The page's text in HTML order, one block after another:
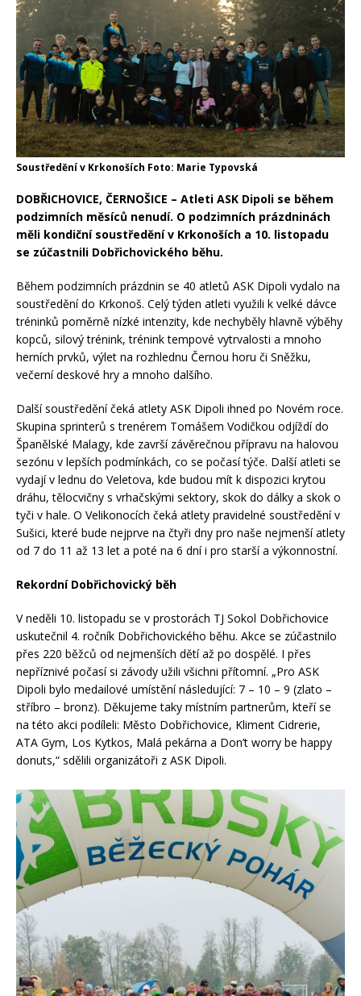
Soustředění v Krkonoších Foto: Marie Typovská
DOBŘICHOVICE, ČERNOŠICE – Atleti ASK Dipoli se během
podzimních měsíců nenudí. O podzimních prázdninách
měli kondiční soustředění v Krkonoších a 10. listopadu
se zúčastnili Dobřichovického běhu.
Během podzimních prázdnin se 40 atletů ASK Dipoli vydalo na
soustředění do Krkonoš. Celý týden atleti využili k velké dávce
tréninků poměrně nízké intenzity, kde nechyběly hlavně výběhy
kopců, silový trénink, trénink tempové vytrvalosti a mnoho
herních prvků, výlet na rozhlednu Černou horu či Sněžku,
večerní deskové hry a mnoho dalšího.
Další soustředění čeká atlety ASK Dipoli ihned po Novém roce.
Skupina sprinterů s trenérem Tomášem Vodičkou odjíždí do
Španělské Malagy, kde završí závěrečnou přípravu na halovou
sezónu v lepších podmínkách, co se počasí týče. Další atleti se
vydají v lednu do Veletova, kde budou mít k dispozici krytou
dráhu, tělocvičny s vrhačskými sektory, skok do dálky a skok o
tyči v hale. O Velikonocích čeká atlety pravidelné soustředění v
Sušici, které bude nejprve na čtyři dny pro naše nejmenší atlety
od 7 do 11 až 13 let a poté na 6 dní i pro starší a výkonnostní.
Rekordní Dobřichovický běh
V neděli 10. listopadu se v prostorách TJ Sokol Dobřichovice
uskutečnil 4. ročník Dobřichovického běhu. Akce se zúčastnilo
přes 220 běžců od nejmenších dětí až po dospělé. I přes
nepříznivé počasí si závody užili všichni přítomní. „Pro ASK
Dipoli bylo medailové umístění následující: 7 – 10 – 9 (zlato –
stříbro – bronz). Děkujeme taky místním partnerům, kteří se
na této akci podíleli: Město Dobřichovice, Kliment Cidrerie,
ATA Gym, Los Kytkos, Malá pekárna a Don’t worry be happy
donuts,“ sdělili organizátoři z ASK Dipoli.